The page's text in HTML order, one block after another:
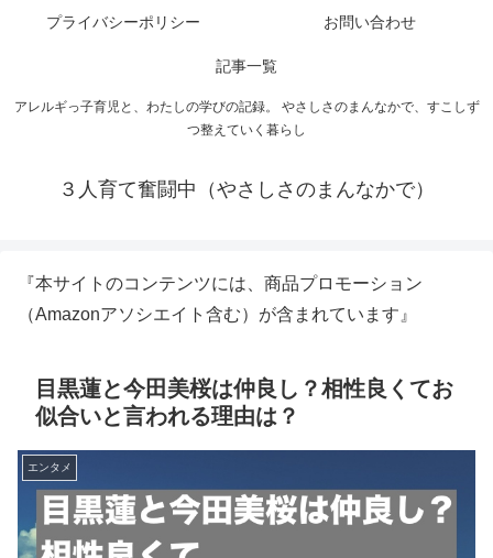
アレルギっ子育児と、わたしの学びの記録。 やさしさのまんなかで、すこしず
つ整えていく暮らし
３人育て奮闘中（やさしさのまんなかで）
プライバシーポリシー お問い合わせ
記事一覧
『本サイトのコンテンツには、商品プロモーション
（Amazonアソシエイト含む）が含まれています』
目黒蓮と今田美桜は仲良し？相性良くてお
似合いと言われる理由は？
エンタメ